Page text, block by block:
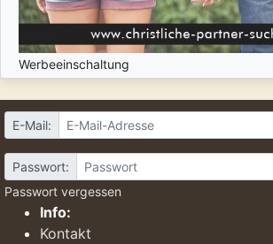
Werbeeinschaltung
E-Mail:
Passwort:
Passwort vergessen
Info:
Kontakt